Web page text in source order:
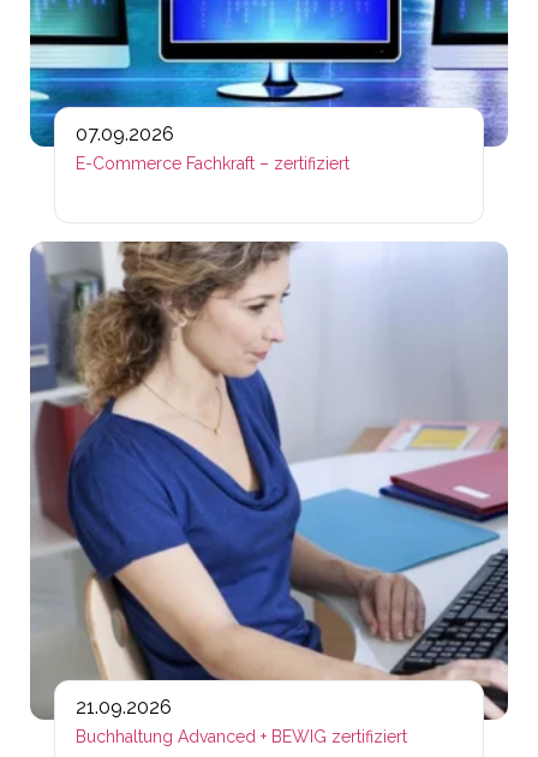
07.09.2026
E-Commerce Fachkraft – zertifiziert
21.09.2026
Buchhaltung Advanced + BEWIG zertifiziert